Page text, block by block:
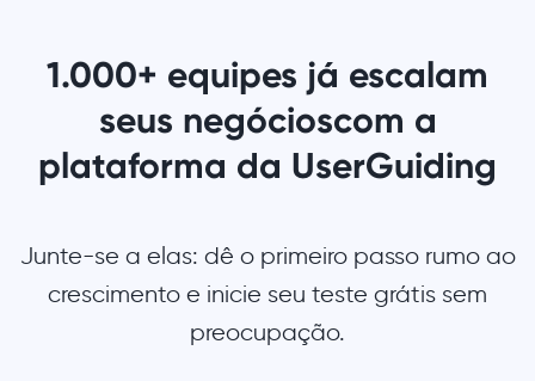
1.000+ equipes já escalam
seus negócioscom a
plataforma da UserGuiding
Junte-se a elas: dê o primeiro passo rumo ao
crescimento e inicie seu teste grátis sem
preocupação.